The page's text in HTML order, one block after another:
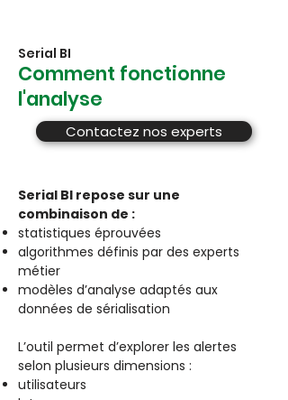
Serial BI
Comment fonctionne
l'analyse
Contactez nos experts
Serial BI repose sur une
combinaison de :
statistiques éprouvées
algorithmes définis par des experts
métier
modèles d’analyse adaptés aux
données de sérialisation
L’outil permet d’explorer les alertes
selon plusieurs dimensions :
utilisateurs